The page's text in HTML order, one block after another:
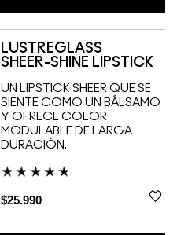
LUSTREGLASS
SHEER-SHINE LIPSTICK
UN LIPSTICK SHEER QUE SE
SIENTE COMO UN BÁLSAMO
Y OFRECE COLOR
MODULABLE DE LARGA
DURACIÓN.
$25.990